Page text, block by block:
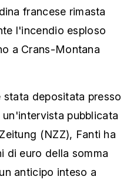
francese rimasta
l'incendio esploso
a Crans-Montana
stata depositata presso
pubblicata
(NZZ), Fanti ha
di euro della somma
anticipo inteso a